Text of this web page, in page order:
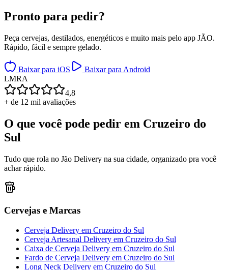
Pronto para pedir?
Peça cervejas, destilados, energéticos e muito mais pelo app JÃO.
Rápido, fácil e sempre gelado.
Baixar para iOS
Baixar para Android
LMRA
4,8
+ de 12 mil avaliações
O que você pode pedir em Cruzeiro do
Sul
Tudo que rola no Jão Delivery na sua cidade, organizado pra você
achar rápido.
Cervejas e Marcas
Cerveja Delivery em Cruzeiro do Sul
Cerveja Artesanal Delivery em Cruzeiro do Sul
Caixa de Cerveja Delivery em Cruzeiro do Sul
Fardo de Cerveja Delivery em Cruzeiro do Sul
Long Neck Delivery em Cruzeiro do Sul